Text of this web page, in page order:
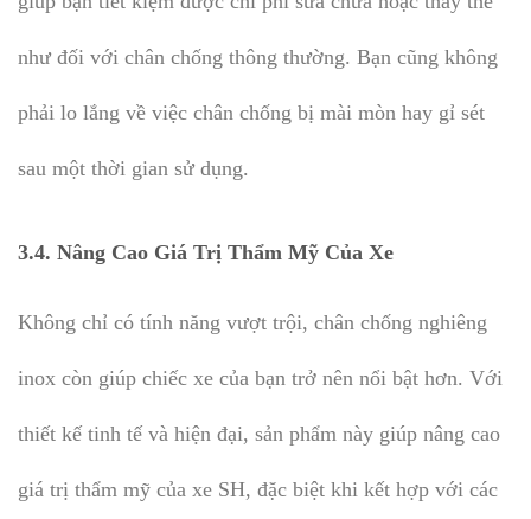
như đối với chân chống thông thường. Bạn cũng không
phải lo lắng về việc chân chống bị mài mòn hay gỉ sét
sau một thời gian sử dụng.
3.4. Nâng Cao Giá Trị Thẩm Mỹ Của Xe
Không chỉ có tính năng vượt trội, chân chống nghiêng
inox còn giúp chiếc xe của bạn trở nên nổi bật hơn. Với
thiết kế tinh tế và hiện đại, sản phẩm này giúp nâng cao
giá trị thẩm mỹ của xe SH, đặc biệt khi kết hợp với các